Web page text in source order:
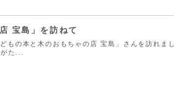
宝島」を訪ねて
もの本と木のおもちゃの店 宝島」さんを訪れま
た...